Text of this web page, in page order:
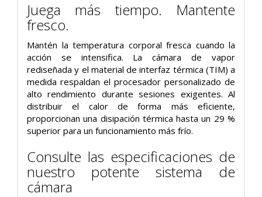
Juega más tiempo. Mantente
fresco.
Mantén la temperatura corporal fresca cuando la
acción se intensifica. La cámara de vapor
rediseñada y el material de interfaz térmica (TIM) a
medida respaldan el procesador personalizado de
alto rendimiento durante sesiones exigentes. Al
distribuir el calor de forma más eficiente,
proporcionan una disipación térmica hasta un 29 %
superior para un funcionamiento más frío.
Consulte las especificaciones de
nuestro potente sistema de
cámara